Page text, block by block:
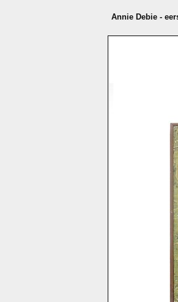
Annie Debie -